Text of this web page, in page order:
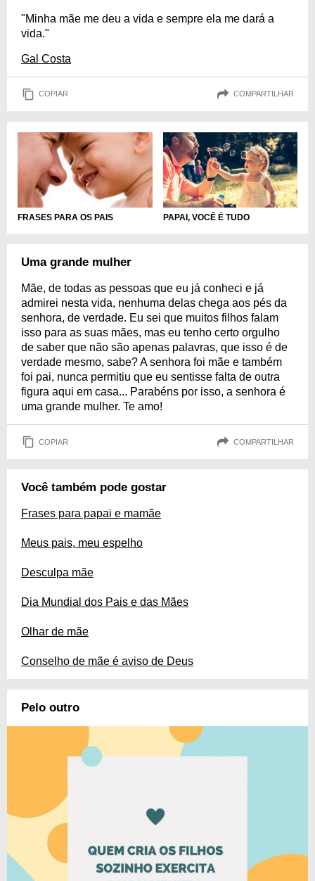
"Minha mãe me deu a vida e sempre ela me dará a
vida."
Gal Costa
COPIAR COMPARTILHAR
FRASES PARA OS PAIS PAPAI, VOCÊ É TUDO
Uma grande mulher
Mãe, de todas as pessoas que eu já conheci e já
admirei nesta vida, nenhuma delas chega aos pés da
senhora, de verdade. Eu sei que muitos filhos falam
isso para as suas mães, mas eu tenho certo orgulho
de saber que não são apenas palavras, que isso é de
verdade mesmo, sabe? A senhora foi mãe e também
foi pai, nunca permitiu que eu sentisse falta de outra
figura aqui em casa... Parabéns por isso, a senhora é
uma grande mulher. Te amo!
COPIAR COMPARTILHAR
Você também pode gostar
Frases para papai e mamãe
Meus pais, meu espelho
Desculpa mãe
Dia Mundial dos Pais e das Mães
Olhar de mãe
Conselho de mãe é aviso de Deus
Pelo outro